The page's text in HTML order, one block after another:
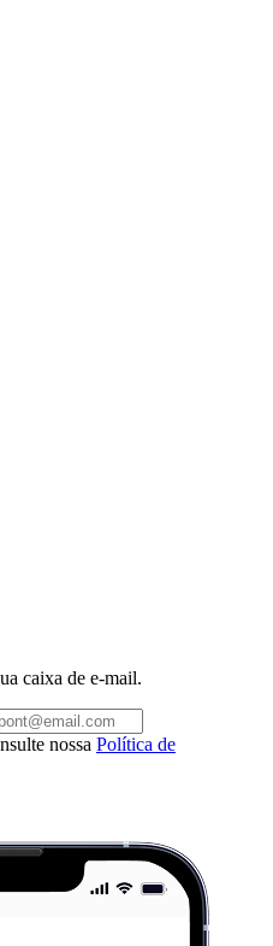
caixa de e-mail.
nossa Política de